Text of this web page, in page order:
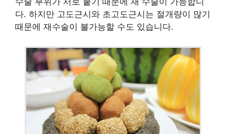
다. 하지만 고도근시와 초고도근시는 절개량이 많기
때문에 재수술이 불가능할 수도 있습니다.